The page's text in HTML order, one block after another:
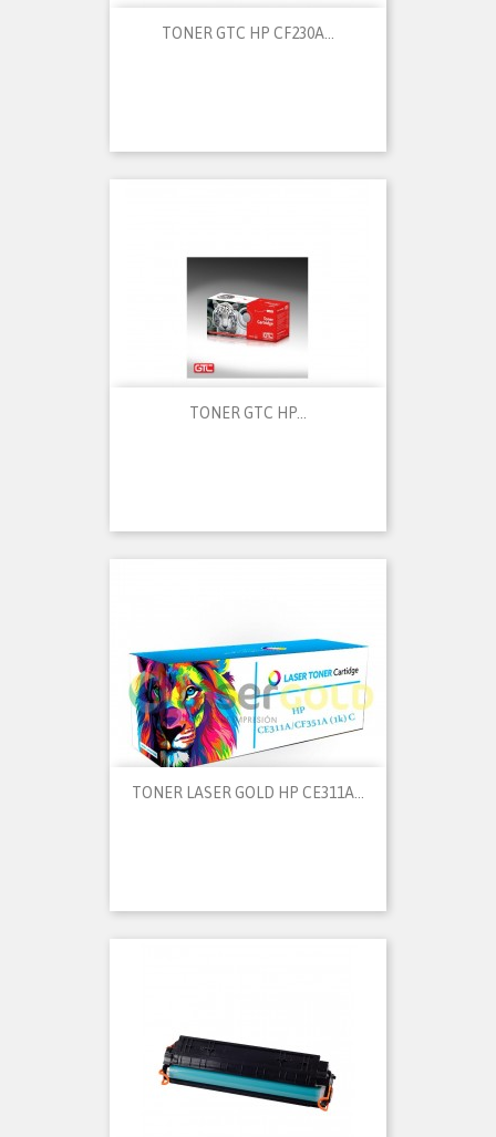
TONER GTC HP CF230A...
TONER GTC HP...
TONER LASER GOLD HP CE311A...